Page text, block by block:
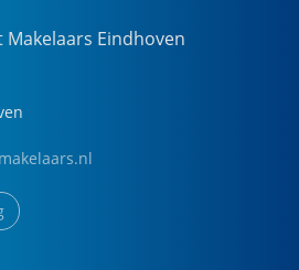
Makelaars Eindhoven